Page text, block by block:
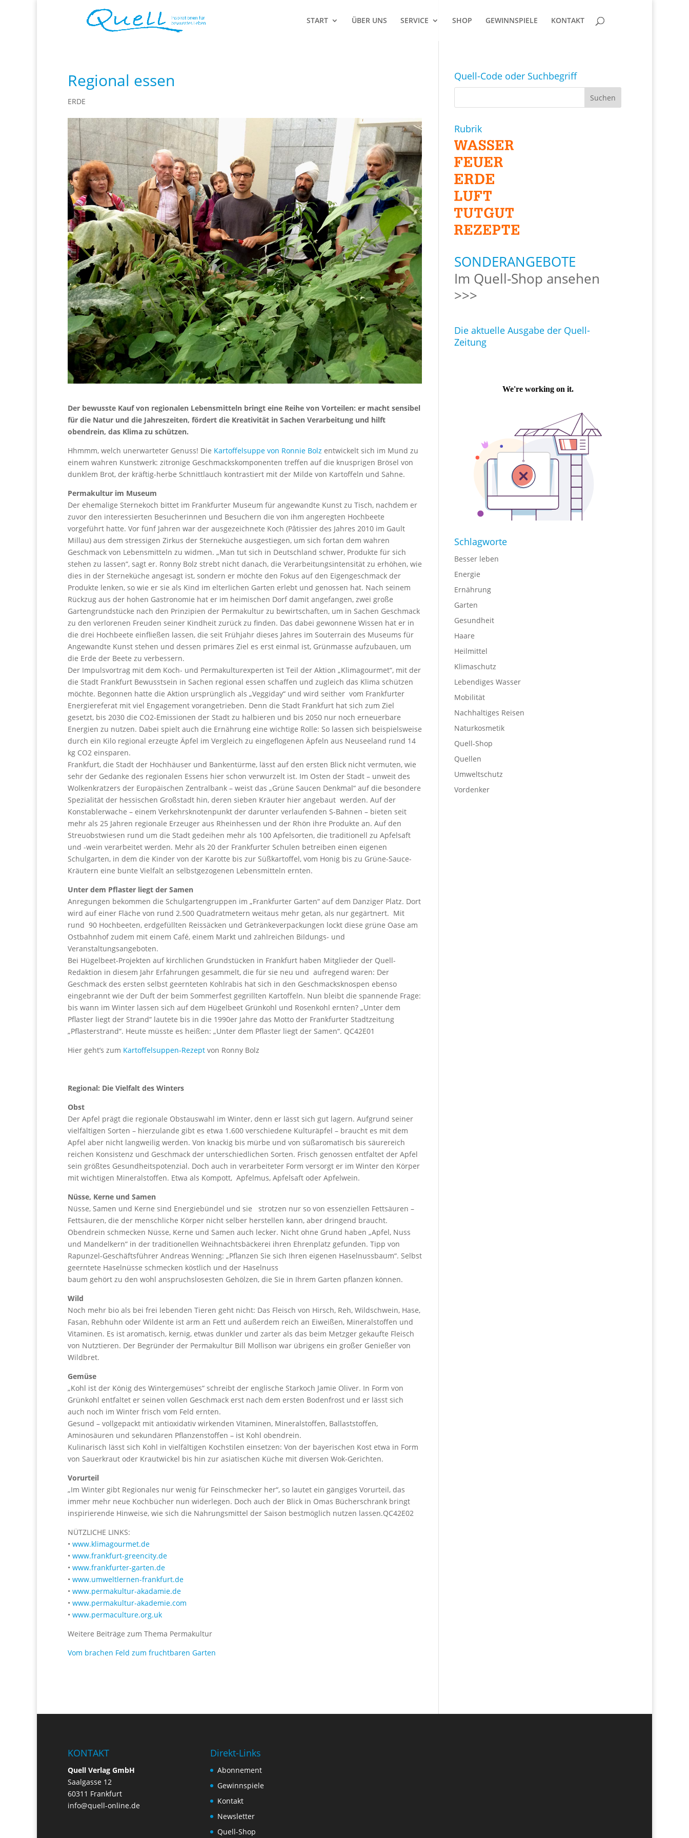
START ÜBER UNS SERVICE SHOP GEWINNSPIELE KONTAKT
Regional essen
ERDE
Der bewusste Kauf von regionalen Lebensmitteln bringt eine Reihe von Vorteilen: er macht sensibel
für die Natur und die Jahreszeiten, fördert die Kreativität in Sachen Verarbeitung und hilft
obendrein, das Klima zu schützen.
Hhmmm, welch unerwarteter Genuss! Die Kartoffelsuppe von Ronnie Bolz entwickelt sich im Mund zu
einem wahren Kunstwerk: zitronige Geschmackskomponenten treffen auf die knusprigen Brösel von
dunklem Brot, der kräftig-herbe Schnittlauch kontrastiert mit der Milde von Kartoffeln und Sahne.
Permakultur im Museum
Der ehemalige Sternekoch bittet im Frankfurter Museum für angewandte Kunst zu Tisch, nachdem er
zuvor den interessierten Besucherinnen und Besuchern die von ihm angeregten Hochbeete
vorgeführt hatte. Vor fünf Jahren war der ausgezeichnete Koch (Pâtissier des Jahres 2010 im Gault
Millau) aus dem stressigen Zirkus der Sterneküche ausgestiegen, um sich fortan dem wahren
Geschmack von Lebensmitteln zu widmen. „Man tut sich in Deutschland schwer, Produkte für sich
stehen zu lassen“, sagt er. Ronny Bolz strebt nicht danach, die Verarbeitungsintensität zu erhöhen, wie
dies in der Sterneküche angesagt ist, sondern er möchte den Fokus auf den Eigengeschmack der
Produkte lenken, so wie er sie als Kind im elterlichen Garten erlebt und genossen hat. Nach seinem
Rückzug aus der hohen Gastronomie hat er im heimischen Dorf damit angefangen, zwei große
Gartengrundstücke nach den Prinzipien der Permakultur zu bewirtschaften, um in Sachen Geschmack
zu den verlorenen Freuden seiner Kindheit zurück zu finden. Das dabei gewonnene Wissen hat er in
die drei Hochbeete einfließen lassen, die seit Frühjahr dieses Jahres im Souterrain des Museums für
Angewandte Kunst stehen und dessen primäres Ziel es erst einmal ist, Grünmasse aufzubauen, um
die Erde der Beete zu verbessern.
Der Impulsvortrag mit dem Koch- und Permakulturexperten ist Teil der Aktion „Klimagourmet“, mit der
die Stadt Frankfurt Bewusstsein in Sachen regional essen schaffen und zugleich das Klima schützen
möchte. Begonnen hatte die Aktion ursprünglich als „Veggiday“ und wird seither vom Frankfurter
Energiereferat mit viel Engagement vorangetrieben. Denn die Stadt Frankfurt hat sich zum Ziel
gesetzt, bis 2030 die CO2-Emissionen der Stadt zu halbieren und bis 2050 nur noch erneuerbare
Energien zu nutzen. Dabei spielt auch die Ernährung eine wichtige Rolle: So lassen sich beispielsweise
durch ein Kilo regional erzeugte Äpfel im Vergleich zu eingeflogenen Äpfeln aus Neuseeland rund 14
kg CO2 einsparen.
Frankfurt, die Stadt der Hochhäuser und Bankentürme, lässt auf den ersten Blick nicht vermuten, wie
sehr der Gedanke des regionalen Essens hier schon verwurzelt ist. Im Osten der Stadt – unweit des
Wolkenkratzers der Europäischen Zentralbank – weist das „Grüne Saucen Denkmal“ auf die besondere
Spezialität der hessischen Großstadt hin, deren sieben Kräuter hier angebaut werden. Auf der
Konstablerwache – einem Verkehrsknotenpunkt der darunter verlaufenden S-Bahnen – bieten seit
mehr als 25 Jahren regionale Erzeuger aus Rheinhessen und der Rhön ihre Produkte an. Auf den
Streuobstwiesen rund um die Stadt gedeihen mehr als 100 Apfelsorten, die traditionell zu Apfelsaft
und -wein verarbeitet werden. Mehr als 20 der Frankfurter Schulen betreiben einen eigenen
Schulgarten, in dem die Kinder von der Karotte bis zur Süßkartoffel, vom Honig bis zu Grüne-Sauce-
Kräutern eine bunte Vielfalt an selbstgezogenen Lebensmitteln ernten.
Unter dem Pflaster liegt der Samen
Anregungen bekommen die Schulgartengruppen im „Frankfurter Garten“ auf dem Danziger Platz. Dort
wird auf einer Fläche von rund 2.500 Quadratmetern weitaus mehr getan, als nur gegärtnert. Mit
rund 90 Hochbeeten, erdgefüllten Reissäcken und Getränkeverpackungen lockt diese grüne Oase am
Ostbahnhof zudem mit einem Café, einem Markt und zahlreichen Bildungs- und
Veranstaltungsangeboten.
Bei Hügelbeet-Projekten auf kirchlichen Grundstücken in Frankfurt haben Mitglieder der Quell-
Redaktion in diesem Jahr Erfahrungen gesammelt, die für sie neu und aufregend waren: Der
Geschmack des ersten selbst geernteten Kohlrabis hat sich in den Geschmacksknospen ebenso
eingebrannt wie der Duft der beim Sommerfest gegrillten Kartoffeln. Nun bleibt die spannende Frage:
bis wann im Winter lassen sich auf dem Hügelbeet Grünkohl und Rosenkohl ernten? „Unter dem
Pflaster liegt der Strand“ lautete bis in die 1990er Jahre das Motto der Frankfurter Stadtzeitung
„Pflasterstrand“. Heute müsste es heißen: „Unter dem Pflaster liegt der Samen“. QC42E01
Hier geht’s zum Kartoffelsuppen-Rezept von Ronny Bolz
Regional: Die Vielfalt des Winters
Obst
Der Apfel prägt die regionale Obstauswahl im Winter, denn er lässt sich gut lagern. Aufgrund seiner
vielfältigen Sorten – hierzulande gibt es etwa 1.600 verschiedene Kulturäpfel – braucht es mit dem
Apfel aber nicht langweilig werden. Von knackig bis mürbe und von süßaromatisch bis säurereich
reichen Konsistenz und Geschmack der unterschiedlichen Sorten. Frisch genossen entfaltet der Apfel
sein größtes Gesundheitspotenzial. Doch auch in verarbeiteter Form versorgt er im Winter den Körper
mit wichtigen Mineralstoffen. Etwa als Kompott, Apfelmus, Apfelsaft oder Apfelwein.
Nüsse, Kerne und Samen
Nüsse, Samen und Kerne sind Energiebündel und sie strotzen nur so von essenziellen Fettsäuren –
Fettsäuren, die der menschliche Körper nicht selber herstellen kann, aber dringend braucht.
Obendrein schmecken Nüsse, Kerne und Samen auch lecker. Nicht ohne Grund haben „Apfel, Nuss
und Mandelkern“ in der traditionellen Weihnachtsbäckerei ihren Ehrenplatz gefunden. Tipp von
Rapunzel-Geschäftsführer Andreas Wenning: „Pflanzen Sie sich Ihren eigenen Haselnussbaum“. Selbst
geerntete Haselnüsse schmecken köstlich und der Haselnuss
baum gehört zu den wohl anspruchslosesten Gehölzen, die Sie in Ihrem Garten pflanzen können.
Wild
Noch mehr bio als bei frei lebenden Tieren geht nicht: Das Fleisch von Hirsch, Reh, Wildschwein, Hase,
Fasan, Rebhuhn oder Wildente ist arm an Fett und außerdem reich an Eiweißen, Mineralstoffen und
Vitaminen. Es ist aromatisch, kernig, etwas dunkler und zarter als das beim Metzger gekaufte Fleisch
von Nutztieren. Der Begründer der Permakultur Bill Mollison war übrigens ein großer Genießer von
Wildbret.
Gemüse
„Kohl ist der König des Wintergemüses“ schreibt der englische Starkoch Jamie Oliver. In Form von
Grünkohl entfaltet er seinen vollen Geschmack erst nach dem ersten Bodenfrost und er lässt sich
auch noch im Winter frisch vom Feld ernten.
Gesund – vollgepackt mit antioxidativ wirkenden Vitaminen, Mineralstoffen, Ballaststoffen,
Aminosäuren und sekundären Pflanzenstoffen – ist Kohl obendrein.
Kulinarisch lässt sich Kohl in vielfältigen Kochstilen einsetzen: Von der bayerischen Kost etwa in Form
von Sauerkraut oder Krautwickel bis hin zur asiatischen Küche mit diversen Wok-Gerichten.
Vorurteil
„Im Winter gibt Regionales nur wenig für Feinschmecker her“, so lautet ein gängiges Vorurteil, das
immer mehr neue Kochbücher nun widerlegen. Doch auch der Blick in Omas Bücherschrank bringt
inspirierende Hinweise, wie sich die Nahrungsmittel der Saison bestmöglich nutzen lassen.QC42E02
NÜTZLICHE LINKS:
• www.klimagourmet.de
• www.frankfurt-greencity.de
• www.frankfurter-garten.de
• www.umweltlernen-frankfurt.de
• www.permakultur-akadamie.de
• www.permakultur-akademie.com
• www.permaculture.org.uk
Weitere Beiträge zum Thema Permakultur
Vom brachen Feld zum fruchtbaren Garten
Quell-Code oder Suchbegriff
Rubrik
SONDERANGEBOTE
Im Quell-Shop ansehen
>>>
Die aktuelle Ausgabe der Quell-
Zeitung
Schlagworte
Besser leben
Energie
Ernährung
Garten
Gesundheit
Haare
Heilmittel
Klimaschutz
Lebendiges Wasser
Mobilität
Nachhaltiges Reisen
Naturkosmetik
Quell-Shop
Quellen
Umweltschutz
Vordenker
KONTAKT
Quell Verlag GmbH
Saalgasse 12
60311 Frankfurt
info@quell-online.de
Direkt-Links
Abonnement
Gewinnspiele
Kontakt
Newsletter
Quell-Shop